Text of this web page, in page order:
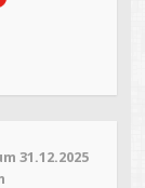
31.12.2025